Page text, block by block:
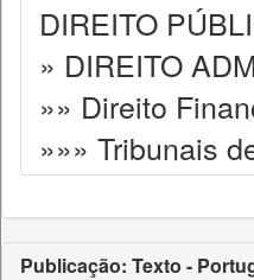
DIREITO
» DIREITO
»» Direito
»»» Tribunais
Publicação: Texto -